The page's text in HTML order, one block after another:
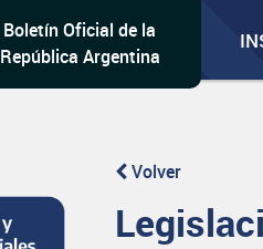
Boletín Oficial de la
República Argentina
Volver